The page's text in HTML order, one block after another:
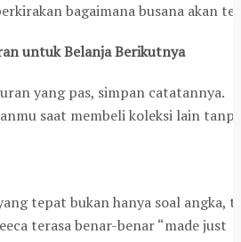
bagaimana busana akan
untuk Belanja Berikutnya
yang pas, simpan catatannya.
saat membeli koleksi lain
tepat bukan hanya soal
terasa benar-benar “made just